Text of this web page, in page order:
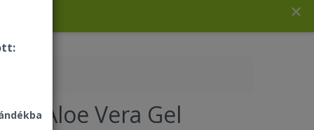
Aloe Vera Gel